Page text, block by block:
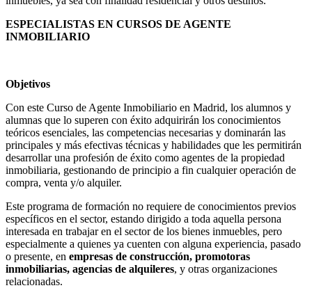
ESPECIALISTAS EN CURSOS DE AGENTE
INMOBILIARIO
Objetivos
Con este Curso de Agente Inmobiliario en Madrid, los alumnos y
alumnas que lo superen con éxito adquirirán los conocimientos
teóricos esenciales, las competencias necesarias y dominarán las
principales y más efectivas técnicas y habilidades que les permitirán
desarrollar una profesión de éxito como agentes de la propiedad
inmobiliaria, gestionando de principio a fin cualquier operación de
compra, venta y/o alquiler.
Este programa de formación no requiere de conocimientos previos
específicos en el sector, estando dirigido a toda aquella persona
interesada en trabajar en el sector de los bienes inmuebles, pero
especialmente a quienes ya cuenten con alguna experiencia, pasado
o presente, en empresas de construcción, promotoras
inmobiliarias, agencias de alquileres, y otras organizaciones
relacionadas.